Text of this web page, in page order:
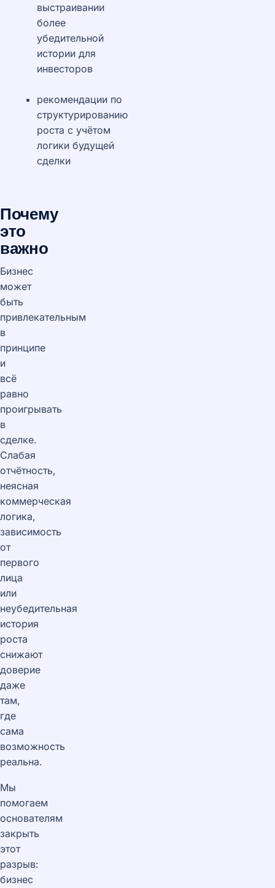
выстраивании
более
убедительной
истории для
инвесторов
рекомендации по
структурированию
роста с учётом
логики будущей
сделки
Почему
это
важно
Бизнес
может
быть
привлекательным
в
принципе
и
всё
равно
проигрывать
в
сделке.
Слабая
отчётность,
неясная
коммерческая
логика,
зависимость
от
первого
лица
или
неубедительная
история
роста
снижают
доверие
даже
там,
где
сама
возможность
реальна.
Мы
помогаем
основателям
закрыть
этот
разрыв:
бизнес